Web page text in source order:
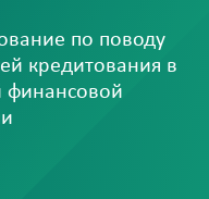
по поводу
кредитования в
финансовой